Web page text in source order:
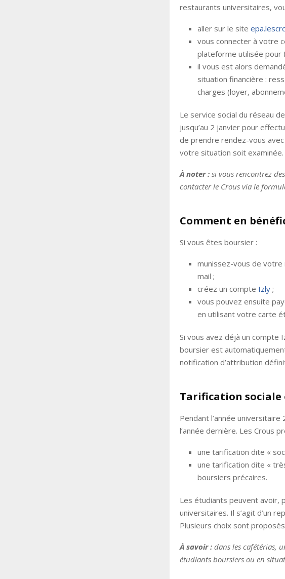
restaurants universitaires,
aller sur le site
vous connecter à votre
plateforme utilisée pour
il vous est alors
situation financière :
charges (loyer,
Le service social du réseau
jusqu’au 2 janvier pour
de prendre rendez-vous
votre situation soit examinée.
À noter : si vous rencontrez
contacter le Crous via le
Comment en
Si vous êtes boursier :
munissez-vous de
mail ;
créez un compte Izly ;
vous pouvez ensuite
en utilisant votre carte
Si vous avez déjà un compte
boursier est
notification d’attribution
Tarification sociale
Pendant l’année
l’année dernière. Les Crous
une tarification dite «
une tarification dite «
boursiers précaires.
Les étudiants peuvent avoir,
universitaires. Il s’agit d’un
Plusieurs choix sont
À savoir : dans les cafétérias,
étudiants boursiers ou en